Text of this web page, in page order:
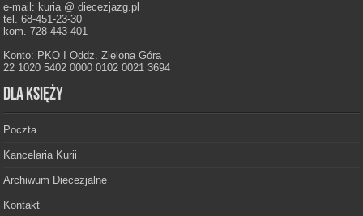
e-mail: kuria @ diecezjazg.pl
tel. 68-451-23-30
kom. 728-443-401
Konto: PKO I Oddz. Zielona Góra
22 1020 5402 0000 0102 0021 3694
Dla księży
Poczta
Kancelaria Kurii
Archiwum Diecezjalne
Kontakt